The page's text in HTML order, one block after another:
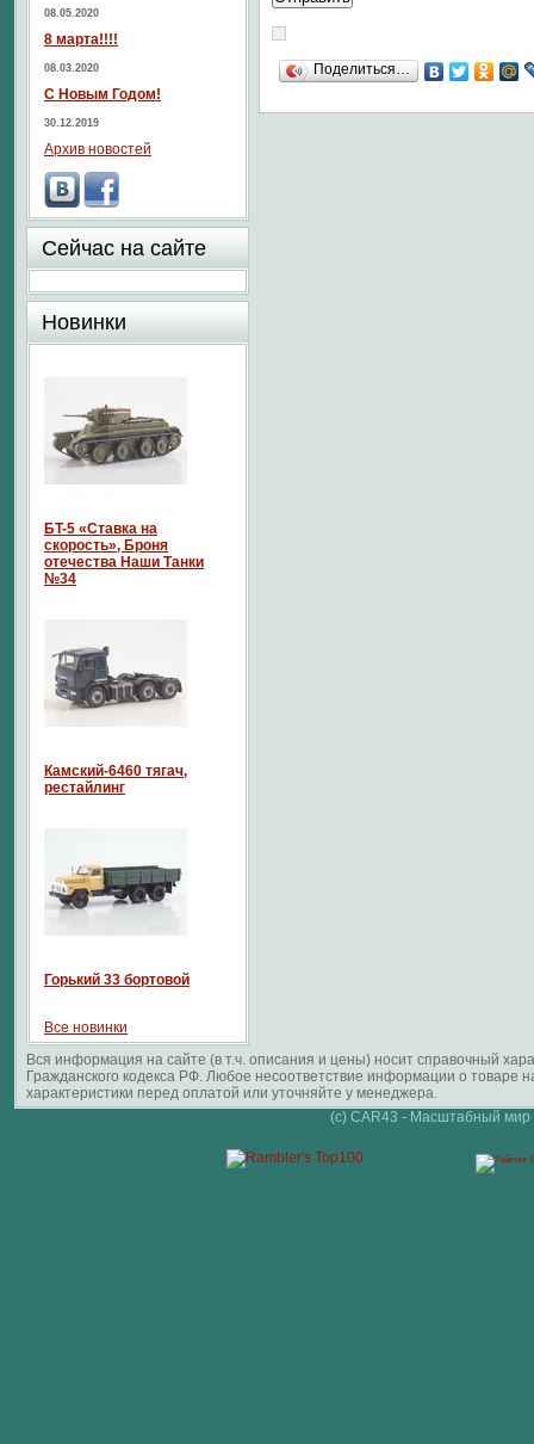
Поделиться…
08.05.2020
8 марта!!!!
08.03.2020
С Новым Годом!
30.12.2019
Архив новостей
Сейчас на сайте
Новинки
БT-5 «Ставка на
скорость», Броня
отечества Наши Танки
№34
Камский-6460 тягач,
рестайлинг
Горький 33 бортовой
Все новинки
Вся информация на сайте (в т.ч. описания и цены) носит справочный
Гражданского кодекса РФ. Любое несоответствие информации о
характеристики перед оплатой или уточняйте у менеджера.
(c) CAR43 - Масштабный мир